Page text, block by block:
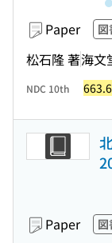
Paper 図
松石隆 著海文
NDC 10th 663.6
Paper 図